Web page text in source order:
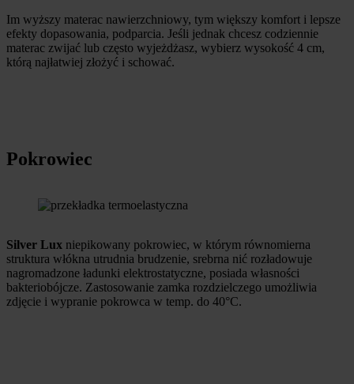
Im wyższy materac nawierzchniowy, tym większy komfort i lepsze
efekty dopasowania, podparcia. Jeśli jednak chcesz codziennie
materac zwijać lub często wyjeżdżasz, wybierz wysokość 4 cm,
którą najłatwiej złożyć i schować.
Pokrowiec
Silver Lux niepikowany pokrowiec, w którym równomierna
struktura włókna utrudnia brudzenie, srebrna nić rozładowuje
nagromadzone ładunki elektrostatyczne, posiada własności
bakteriobójcze. Zastosowanie zamka rozdzielczego umożliwia
zdjęcie i wypranie pokrowca w temp. do 40°C.